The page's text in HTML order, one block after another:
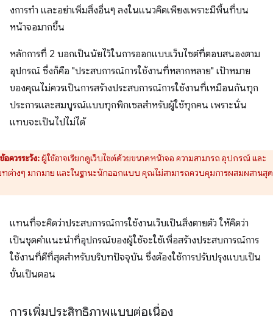
งการทํา และอย่าเพิ่มสิ่งอื่นๆ ลงในแนวคิดเพียงเพราะมีพื้นที่บน
หน้าจอมากขึ้น
หลักการที่ 2 บอกเป็นนัยไว้ในการออกแบบเว็บไซต์ที่ตอบสนองตาม
อุปกรณ์ ซึ่งก็คือ "ประสบการณ์การใช้งานที่หลากหลาย" เป้าหมาย
ของคุณไม่ควรเป็นการสร้างประสบการณ์การใช้งานที่เหมือนกันทุก
ประการและสมบูรณ์แบบทุกพิกเซลสำหรับผู้ใช้ทุกคน เพราะนั่น
แทบจะเป็นไปไม่ได้
ข้อควรระวัง:ผู้ใช้อาจเรียกดูเว็บไซต์ด้วยขนาดหน้าจอ ความสามารถ อุปกรณ์ และ
ต่างๆ มากมาย และในฐานะนักออกแบบ คุณไม่สามารถควบคุมการผสมผสานสุ
แทนที่จะคิดว่าประสบการณ์การใช้งานเว็บเป็นสิ่งตายตัว ให้คิดว่า
เป็นชุดคําแนะนําที่อุปกรณ์ของผู้ใช้จะใช้เพื่อสร้างประสบการณ์การ
ใช้งานที่ดีที่สุดสําหรับบริบทปัจจุบัน ซึ่งต้องใช้การปรับปรุงแบบเป็น
ขั้นเป็นตอน
การเพิ่มประสิทธิภาพแบบต่อเนื่อง